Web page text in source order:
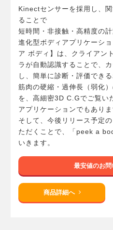
Kinectセンサーを採用し、
ることで
短時間・非接触・高精度の
進化型ボディアプリケーシ
ア ボディ】は、クライアン
ラが自動認識することで、
し、簡単に診断・評価でき
筋肉の硬縮・過伸長（弱化
を、高細密3D C.Gでご覧い
アプリケーションでもありま
そして、今後リリース予定
ただくことで、「peek a
いきます。
最安値のお
商品詳細へ